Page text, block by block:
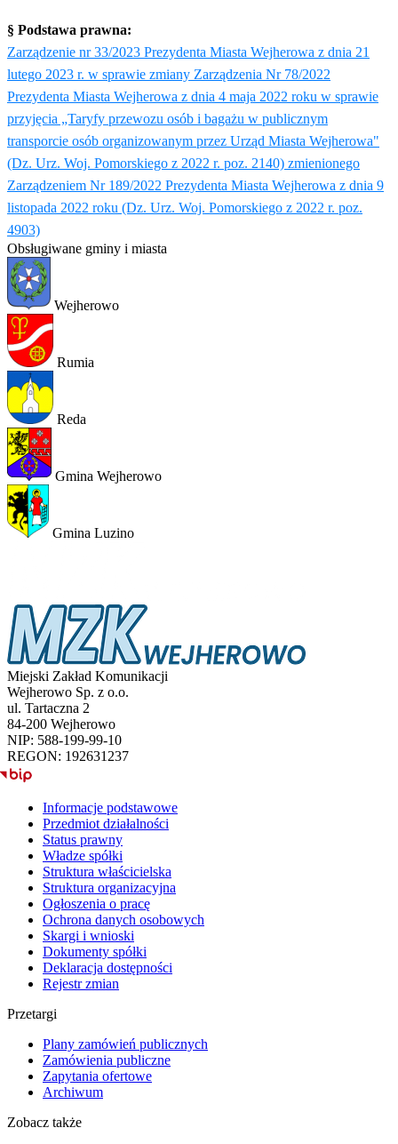
§ Podstawa prawna:
Zarządzenie nr 33/2023 Prezydenta Miasta Wejherowa z dnia 21
lutego 2023 r. w sprawie zmiany Zarządzenia Nr 78/2022
Prezydenta Miasta Wejherowa z dnia 4 maja 2022 roku w sprawie
przyjęcia „Taryfy przewozu osób i bagażu w publicznym
transporcie osób organizowanym przez Urząd Miasta Wejherowa"
(Dz. Urz. Woj. Pomorskiego z 2022 r. poz. 2140) zmienionego
Zarządzeniem Nr 189/2022 Prezydenta Miasta Wejherowa z dnia 9
listopada 2022 roku (Dz. Urz. Woj. Pomorskiego z 2022 r. poz.
4903)
Obsługiwane gminy i miasta
Wejherowo
Rumia
Reda
Gmina Wejherowo
Gmina Luzino
Miejski Zakład Komunikacji
Wejherowo Sp. z o.o.
ul. Tartaczna 2
84-200 Wejherowo
NIP: 588-199-99-10
REGON: 192631237
Informacje podstawowe
Przedmiot działalności
Status prawny
Władze spółki
Struktura właścicielska
Struktura organizacyjna
Ogłoszenia o pracę
Ochrona danych osobowych
Skargi i wnioski
Dokumenty spółki
Deklaracja dostępności
Rejestr zmian
Przetargi
Plany zamówień publicznych
Zamówienia publiczne
Zapytania ofertowe
Archiwum
Zobacz także